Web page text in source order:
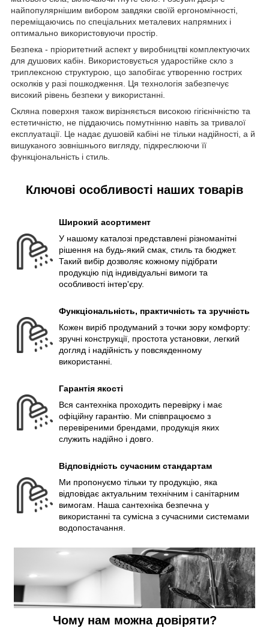
найпопулярнішим вибором завдяки своїй ергономічності,
переміщаючись по спеціальних металевих напрямних і
оптимально використовуючи простір.
Безпека - пріоритетний аспект у виробництві комплектуючих
для душових кабін. Використовується ударостійке скло з
триплексною структурою, що запобігає утворенню гострих
осколків у разі пошкодження. Ця технологія забезпечує
високий рівень безпеки у використанні.
Скляна поверхня також вирізняється високою гігієнічністю та
естетичністю, не піддаючись помутнінню навіть за тривалої
експлуатації. Це надає душовій кабіні не тільки надійності, а й
вишуканого зовнішнього вигляду, підкреслюючи її
функціональність і стиль.
Ключові особливості наших товарів
Широкий асортимент
У нашому каталозі представлені різноманітні
рішення на будь-який смак, стиль та бюджет.
Такий вибір дозволяє кожному підібрати
продукцію під індивідуальні вимоги та
особливості інтер'єру.
Функціональність, практичність та зручність
Кожен виріб продуманий з точки зору комфорту:
зручні конструкції, простота установки, легкий
догляд і надійність у повсякденному
використанні.
Гарантія якості
Вся сантехніка проходить перевірку і має
офіційну гарантію. Ми співпрацюємо з
перевіреними брендами, продукція яких
служить надійно і довго.
Відповідність сучасним стандартам
Ми пропонуємо тільки ту продукцію, яка
відповідає актуальним технічним і санітарним
вимогам. Наша сантехніка безпечна у
використанні та сумісна з сучасними системами
водопостачання.
Чому нам можна довіряти?